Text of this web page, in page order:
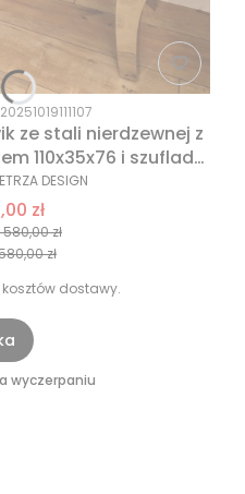
ze stali nierdzewnej z
110x35x76 i szufladą
DESIGN
zł
580,00 zł
zł
dostawy.
wyczerpaniu